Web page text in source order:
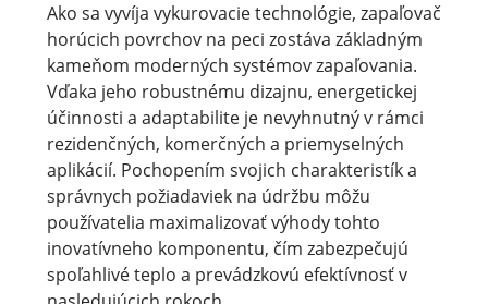
Ako sa vyvíja vykurovacie technológie, zapaľovač
horúcich povrchov na peci zostáva základným
kameňom moderných systémov zapaľovania.
Vďaka jeho robustnému dizajnu, energetickej
účinnosti a adaptabilite je nevyhnutný v rámci
rezidenčných, komerčných a priemyselných
aplikácií. Pochopením svojich charakteristík a
správnych požiadaviek na údržbu môžu
používatelia maximalizovať výhody tohto
inovatívneho komponentu, čím zabezpečujú
spoľahlivé teplo a prevádzkovú efektívnosť v